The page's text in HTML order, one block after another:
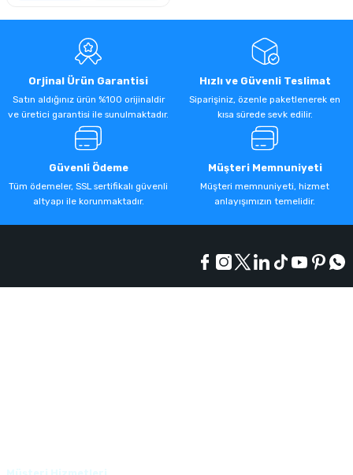
Orjinal Ürün Garantisi
Satın aldığınız ürün %100 orijinaldir
ve üretici garantisi ile sunulmaktadır.
Hızlı ve Güvenli Teslimat
Siparişiniz, özenle paketlenerek en
kısa sürede sevk edilir.
Güvenli Ödeme
Tüm ödemeler, SSL sertifikalı güvenli
altyapı ile korunmaktadır.
Müşteri Memnuniyeti
Müşteri memnuniyeti, hizmet
anlayışımızın temelidir.